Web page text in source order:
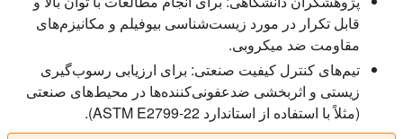
قابل تکرار در مورد زیست‌شناسی بیوفیلم و مکانیزم‌های
مقاومت ضد میکروبی.
تیم‌های کنترل کیفیت صنعتی: برای ارزیابی رسوب‌گیری
زیستی و اثربخشی ضدعفونی‌کننده‌ها در محیط‌های صنعتی
(مثلاً با استفاده از استاندارد ASTM E2799-22).